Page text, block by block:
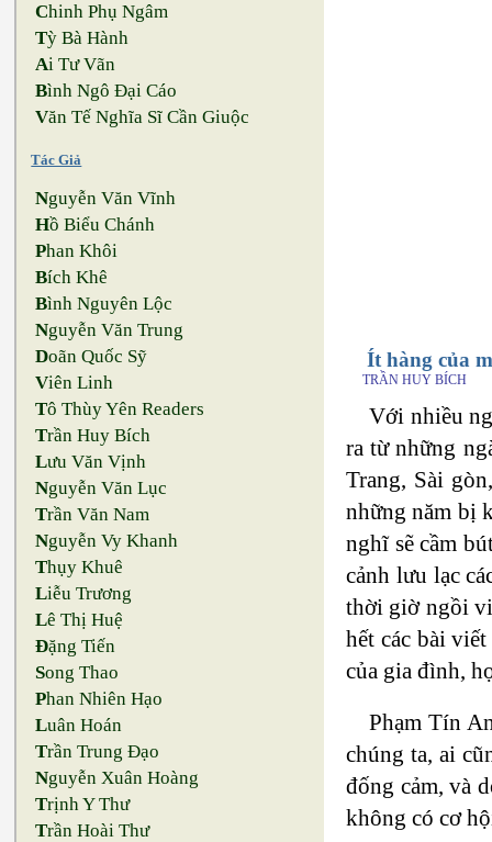
Chinh Phụ Ngâm
Tỳ Bà Hành
Ai Tư Vãn
Bình Ngô Đại Cáo
Văn Tế Nghĩa Sĩ Cần Giuộc
Tác Giả
Nguyễn Văn Vĩnh
Hồ Biểu Chánh
Phan Khôi
Bích Khê
Bình Nguyên Lộc
Nguyễn Văn Trung
Doãn Quốc Sỹ
Viên Linh
Tô Thùy Yên Readers
Trần Huy Bích
Lưu Văn Vịnh
Nguyễn Văn Lục
Trần Văn Nam
Nguyễn Vy Khanh
Thụy Khuê
Liễu Trương
Lê Thị Huệ
Đặng Tiến
Song Thao
Phan Nhiên Hạo
Luân Hoán
Trần Trung Đạo
Nguyễn Xuân Hoàng
Trịnh Y Thư
Trần Hoài Thư
Ít hàng của
TRẦN HUY BÍCH
Với nhiều
ra từ những
Trang, Sài
những năm bị
nghĩ sẽ cầm
cảnh lưu lạc
thời giờ ngồi
hết các bài
của gia đình,
Phạm Tín
chúng ta, ai
đống cảm, và
không có cơ